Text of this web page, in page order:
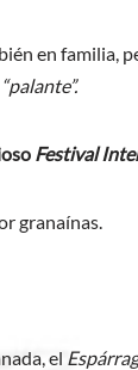
en familia,
“palante”.
Festival
granaínas.
el